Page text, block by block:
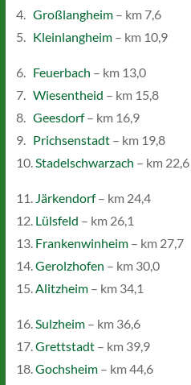
4. Großlangheim– km 7,6
5. Kleinlangheim– km 10,9
6. Feuerbach – km 13,0
7. Wiesentheid – km 15,8
8. Geesdorf– km 16,9
9. Prichsenstadt– km 19,8
10. Stadelschwarzach – km 22,6
11. Järkendorf– km 24,4
12. Lülsfeld – km 26,1
13. Frankenwinheim– km 27,7
14. Gerolzhofen – km 30,0
15. Alitzheim– km 34,1
16. Sulzheim– km 36,6
17. Grettstadt– km 39,9
18. Gochsheim– km 44,6